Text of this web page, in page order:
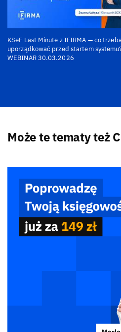
KSeF Last Minute z IFIRMA — co
uporządkować przed startem
WEBINAR 30.03.2026
Może te tematy też